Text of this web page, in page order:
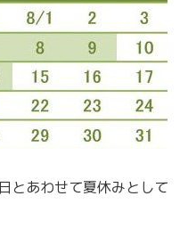
とあわせて夏休みとして